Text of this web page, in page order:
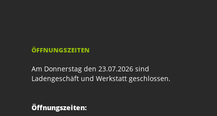
ÖFFNUNGSZEITEN
Am Donnerstag den 23.07.2026 sind
Ladengeschäft und Werkstatt geschlossen.
Öffnungszeiten: